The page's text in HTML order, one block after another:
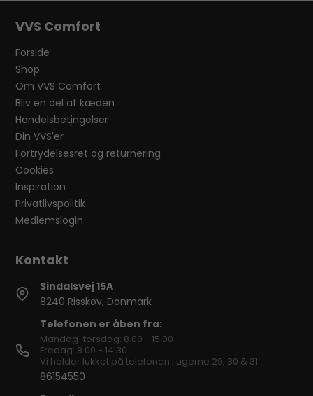
VVS Comfort
Forside
Shop
Om VVS Comfort
Bliv en del af kæden
Handelsbetingelser
Din VVS'er
Fortrydelsesret og returnering
Cookies
Inspiration
Privatlivspolitik
Medlemslogin
Sindalsvej 15A
8240 Risskov, Danmark
Telefonen er åben fra:
Mandag-torsdag: 8.00 - 15.00
Fredag: 8.00 - 14.30
Vi holder lukket på telefonen i ugerne 29, 30 & 31
86154550